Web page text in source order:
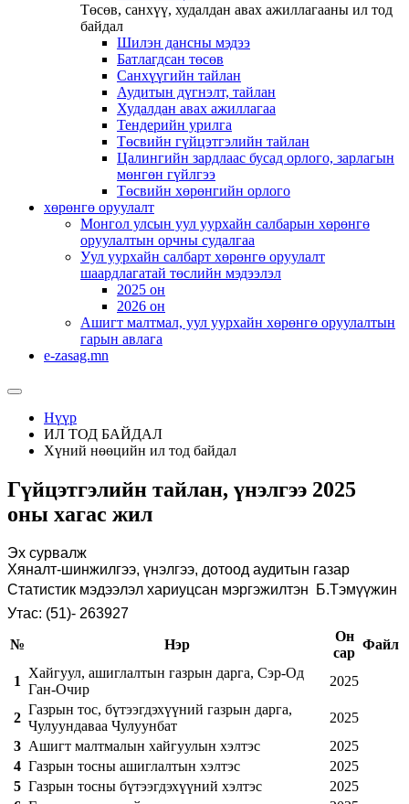
Төсөв, санхүү, худалдан авах ажиллагааны ил тод
байдал
Шилэн дансны мэдээ
Батлагдсан төсөв
Санхүүгийн тайлан
Аудитын дүгнэлт, тайлан
Худалдан авах ажиллагаа
Тендерийн урилга
Төсвийн гүйцэтгэлийн тайлан
Цалингийн зардлаас бусад орлого, зарлагын
мөнгөн гүйлгээ
Төсвийн хөрөнгийн орлого
хөрөнгө оруулалт
Монгол улсын уул уурхайн салбарын хөрөнгө
оруулалтын орчны судалгаа
Уул уурхайн салбарт хөрөнгө оруулалт
шаардлагатай төслийн мэдээлэл
2025 он
2026 он
Ашигт малтмал, уул уурхайн хөрөнгө оруулалтын
гарын авлага
e-zasag.mn
Нүүр
ИЛ ТОД БАЙДАЛ
Хүний нөөцийн ил тод байдал
Гүйцэтгэлийн тайлан, үнэлгээ 2025
оны хагас жил
Эх сурвалж
Хяналт-шинжилгээ, үнэлгээ, дотоод аудитын газар
Статистик мэдээлэл хариуцсан мэргэжилтэн Б.Тэмүүжин
Утас: (51)- 263927
№
Нэр
Он
сар
Файл
1
Хайгуул, ашиглалтын газрын дарга, Сэр-Од
Ган-Очир
2025
2
Газрын тос, бүтээгдэхүүний газрын дарга,
Чулуундаваа Чулуунбат
2025
3 Ашигт малтмалын хайгуулын хэлтэс
2025
4 Газрын тосны ашиглалтын хэлтэс
2025
5 Газрын тосны бүтээгдэхүүний хэлтэс
2025